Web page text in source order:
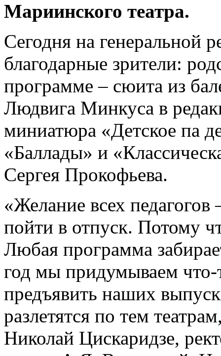
Мариинского театра.
Сегодня на генеральной
благодарные зрители:
программе – сюита из
Людвига Минкуса в
миниатюра «Детское па
«Баллады» и
Сергея Прокофьева.
«Желание всех педагогов
пойти в отпуск. Потому
Любая программа
год мы придумываем
предъявить наших
разлетятся по тем
Николай Цискаридзе,